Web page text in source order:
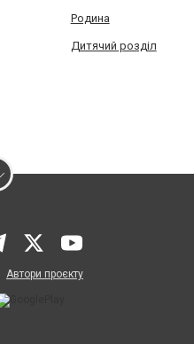
Родина
Дитячий розділ
Автори проєкту